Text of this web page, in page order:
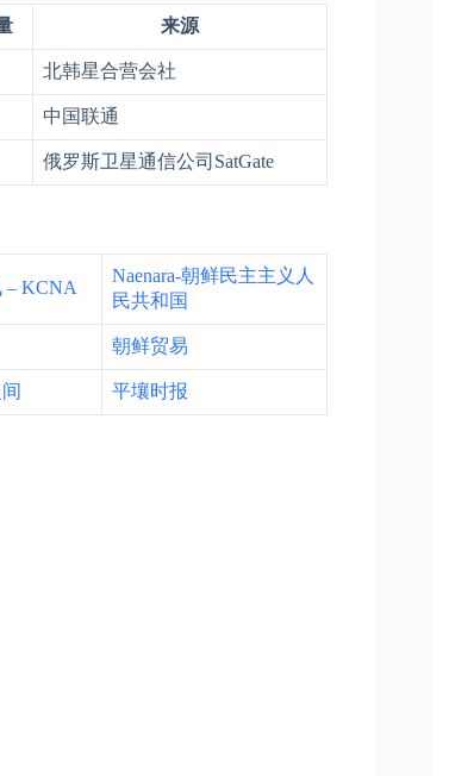
来源
北韩星合营会社
中国联通
俄罗斯卫星通信公司SatGate
– KCNA
Naenara-朝鲜民主主义人
民共和国
朝鲜贸易
平壤时报